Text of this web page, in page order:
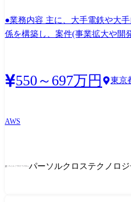
●業務内容 主に、大手電鉄や大
係を構築し、案件(事業拡大や開
ク)。 ③既存顧客シェア向上対応 ・お客様との顧
客側に立って、直接的に顧客
550～697万円 東京
AWS
パーソルクロステクノロ